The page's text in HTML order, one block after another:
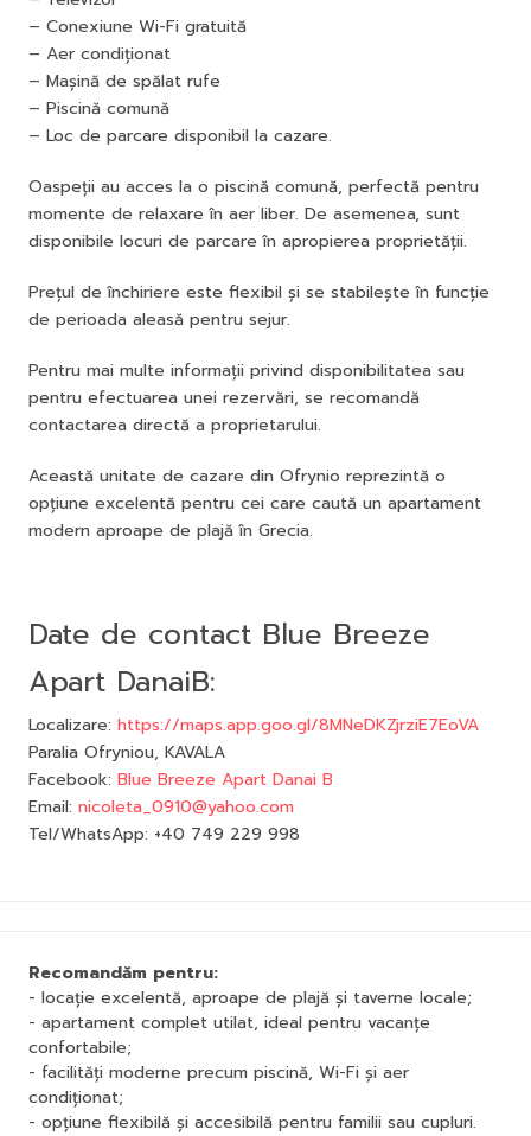
– Conexiune Wi-Fi gratuită
– Aer condiționat
– Mașină de spălat rufe
– Piscină comună
– Loc de parcare disponibil la cazare.
Oaspeții au acces la o piscină comună, perfectă pentru
momente de relaxare în aer liber. De asemenea, sunt
disponibile locuri de parcare în apropierea proprietății.
Prețul de închiriere este flexibil și se stabilește în funcție
de perioada aleasă pentru sejur.
Pentru mai multe informații privind disponibilitatea sau
pentru efectuarea unei rezervări, se recomandă
contactarea directă a proprietarului.
Această unitate de cazare din Ofrynio reprezintă o
opțiune excelentă pentru cei care caută un apartament
modern aproape de plajă în Grecia.
Date de contact Blue Breeze
Apart DanaiB:
Localizare: https://maps.app.goo.gl/8MNeDKZjrziE7EoVA
Paralia Ofryniou, KAVALA
Facebook: Blue Breeze Apart Danai B
Email: nicoleta_0910@yahoo.com
Tel/WhatsApp: +40 749 229 998
Recomandăm pentru:
- locație excelentă, aproape de plajă și taverne locale;
- apartament complet utilat, ideal pentru vacanțe
confortabile;
- facilități moderne precum piscină, Wi-Fi și aer
condiționat;
- opțiune flexibilă și accesibilă pentru familii sau cupluri.